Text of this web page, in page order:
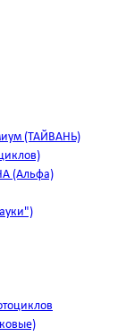
(ТАЙВАНЬ)
(Альфа)